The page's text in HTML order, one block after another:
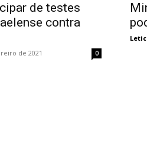
de testes
contra
de 2021 0